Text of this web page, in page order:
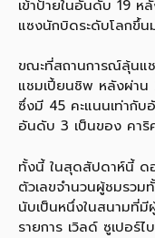
เข้าป้ายในอันดับ 19
แซงนักบิดระดับโลกขึ้
ขณะที่สถานการณ์ลุ้นแ
แชมเปี้ยนชิพ หลังผ่าน
ซึ่งมี 45 คะแนนเท่ากับ
อันดับ 3 เป็นของ คาริ
ทั้งนี้ ในสุดสัปดาห์นี้ ด
ตัวเลขจำนวนผู้ชมรว
นับเป็นหนึ่งในสนามที่มี
รายการ เวิลด์ ซูเปอร์